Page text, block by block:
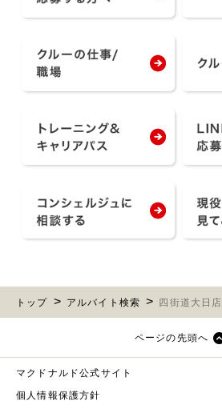
トップ アルバイト検索 四街道大日店
ページの先頭へ
マクドナルド公式サイト
個人情報保護方針